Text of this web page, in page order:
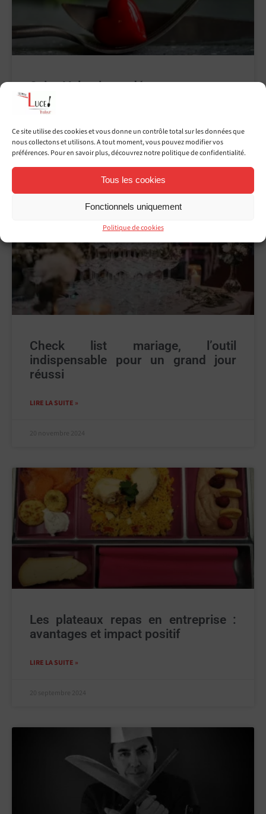
Ce site utilise des cookies et vous donne un contrôle total sur les données que
nous collectons et utilisons. A tout moment, vous pouvez modifier vos
préférences. Pour en savoir plus, découvrez notre politique de confidentialité.
Tous les cookies
Fonctionnels uniquement
Politique de cookies
Saint-Valentin, découvrez notre
menu à emporter sur Nantes !
LIRE LA SUITE »
Check list mariage, l’outil
indispensable pour un grand jour
réussi
LIRE LA SUITE »
20 novembre 2024
Les plateaux repas en entreprise :
avantages et impact positif
LIRE LA SUITE »
20 septembre 2024